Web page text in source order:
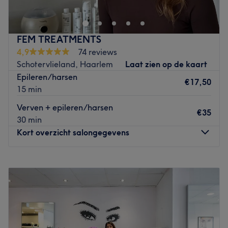
'Brazilian' bikinilijn . Ze werken met Lycon
Waxfrom Down Under, een goede manier om effectief en
veilig te kunnen ontharen. De Lycon Waxen bestaan uit
natuurlijke en verzachtende ingrediënten die je huid
verzorgen. De perfecte blend van natuurlijke hars,
bijenwax en heerlijk ruikende aroma'sverwennen je huid
FEM TREATMENTS
4,9
74 reviews
Schotervlieland, Haarlem
Laat zien op de kaart
Epileren/harsen
15 min
€17,50
Verven + epileren/harsen
30 min
€35
Kort overzicht salongegevens
Dinsdag
12:00
Gesloten
Vrijdag
Zaterdag